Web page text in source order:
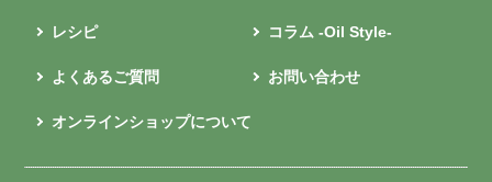
レシピ コラム -Oil Style-
よくあるご質問 お問い合わせ
オンラインショップについて